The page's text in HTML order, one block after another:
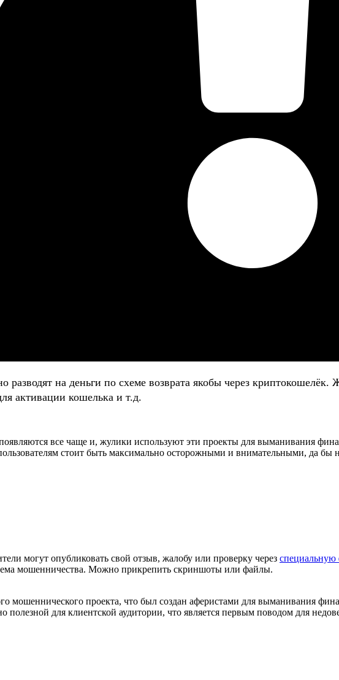
на деньги по схеме возврата якобы через
активации кошелька и т.д.
все чаще и, жулики используют эти проекты для выманивания
стоит быть максимально осторожными и внимательными, да бы
могут опубликовать свой отзыв, жалобу или проверку через специальную
мошенничества. Можно прикрепить скриншоты или файлы.
мошеннического проекта, что был создан аферистами для выманивания
полезной для клиентской аудитории, что является первым поводом для